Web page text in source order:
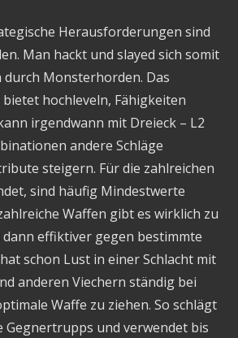
Herausforderungen sind
Man hackt und slayed sich somit
durch Monsterhorden. Das
hochleveln, Fähigkeiten
irgendwann mit Dreieck – L2
andere Schläge
steigern. Für die zahlreichen
sind häufig Mindestwerte
Waffen gibt es wirklich zu
dann effiktiver gegen bestimmte
schon Lust in einer Schlacht mit
anderen Viechern ständig bei
Waffe zu ziehen. So schlägt
Gegnertrupps und verwendet bis